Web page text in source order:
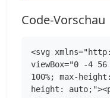
Code-Vorschau
<svg
viewBox="0 -4
100%; max-
height: